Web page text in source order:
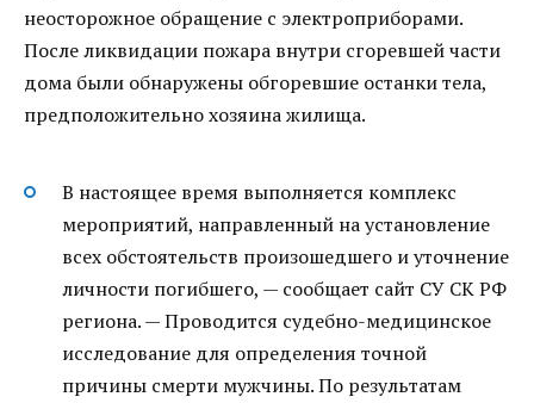
неосторожное обращение с электроприборами.
После ликвидации пожара внутри сгоревшей части
дома были обнаружены обгоревшие останки тела,
предположительно хозяина жилища.
В настоящее время выполняется комплекс
мероприятий, направленный на установление
всех обстоятельств произошедшего и уточнение
личности погибшего, — сообщает сайт СУ СК РФ
региона. — Проводится судебно-медицинское
исследование для определения точной
причины смерти мужчины. По результатам